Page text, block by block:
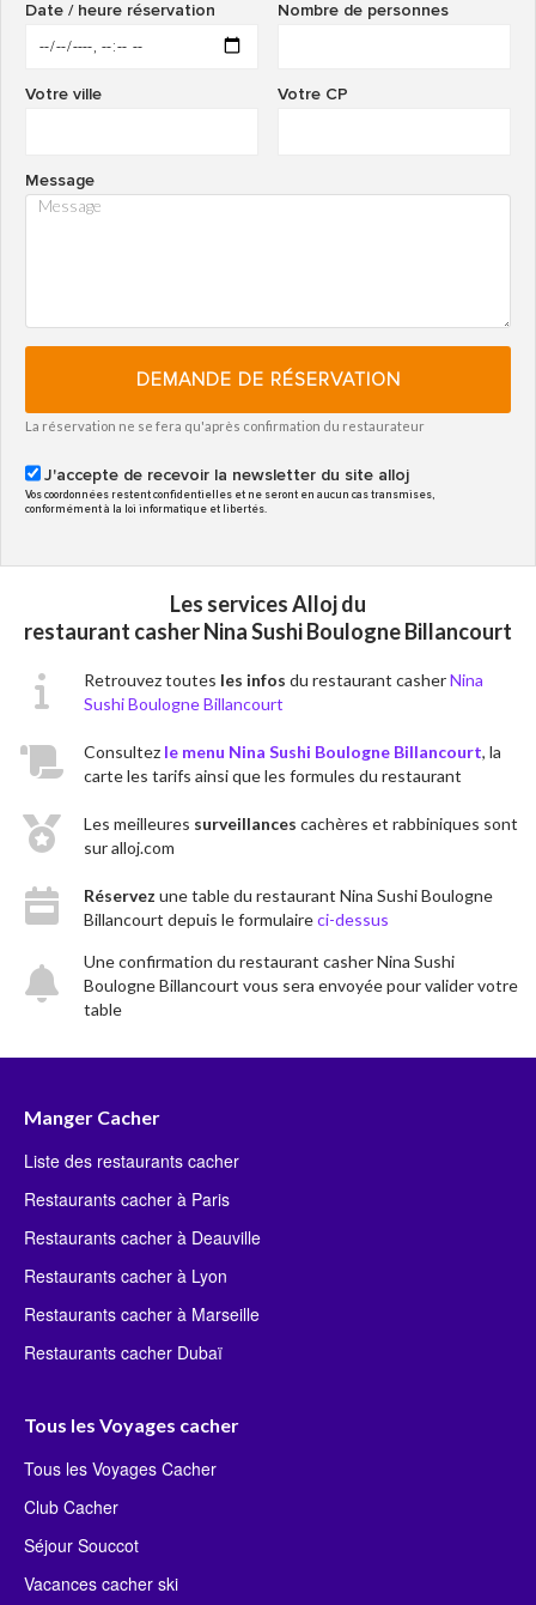
Nombre de personnes
Date / heure réservation
Votre CP
Votre ville
Message
DEMANDE DE RÉSERVATION
La réservation ne se fera qu'après confirmation du restaurateur
J'accepte de recevoir la newsletter du site alloj
Vos coordonnées restent confidentielles et ne seront en aucun cas transmises,
conformément à la loi informatique et libertés.
Les services Alloj du
restaurant casher Nina Sushi Boulogne Billancourt
Retrouvez toutes les infos du restaurant casherNina
Sushi Boulogne Billancourt
Consultez le menu Nina Sushi Boulogne Billancourt, la
carte les tarifs ainsi que les formules du restaurant
Les meilleures surveillances cachères et rabbiniques sont
sur alloj.com
Réservez une table du restaurant Nina Sushi Boulogne
Billancourt depuis le formulaireci-dessus
Une confirmation du restaurant casher Nina Sushi
Boulogne Billancourt vous sera envoyée pour valider votre
table
Manger Cacher
Liste des restaurants cacher
Restaurants cacher à Paris
Restaurants cacher à Deauville
Restaurants cacher à Lyon
Restaurants cacher à Marseille
Restaurants cacher Dubaï
Tous les Voyages cacher
Tous les Voyages Cacher
Club Cacher
Séjour Souccot
Vacances cacher ski